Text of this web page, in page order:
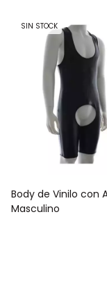
SIN STOCK
Body de Vinilo con
Masculino